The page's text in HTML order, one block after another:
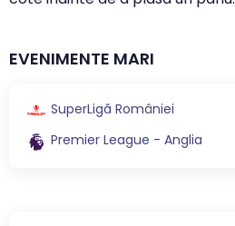
EVENIMENTE MARI
SuperLigă României
Premier League - Anglia